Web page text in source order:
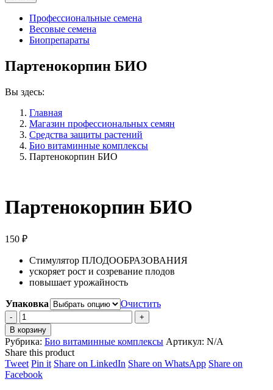
Профессиональные семена
Весовые семена
Биопрепараты
Партенокорпин БИО
Вы здесь:
Главная
Магазин профессиональных семян
Средства защиты растений
Био витаминные комплексы
Партенокорпин БИО
Партенокорпин БИО
150 ₽
Стимулятор ПЛОДООБРАЗОВАНИЯ
ускоряет рост и созревание плодов
повышает урожайность
Упаковка
Очистить
Партенокорпин
БИО
quantity
В корзину
Рубрика: Био витаминные комплексы Артикул: N/A
Share this product
TweetShare
on
Pin itShare
Share on LinkedIn Share
Share on WhatsAppShare
Share on
FacebookShare